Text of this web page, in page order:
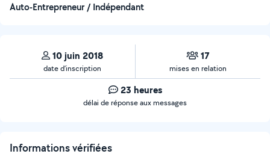
Auto-Entrepreneur / Indépendant
10 juin 2018
date d’inscription
17
mises en relation
23 heures
délai de réponse aux messages
Informations vérifiées